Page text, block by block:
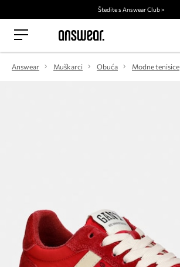
Štedite s Answear Club >
Answear Muškarci Obuća Modne tenisice